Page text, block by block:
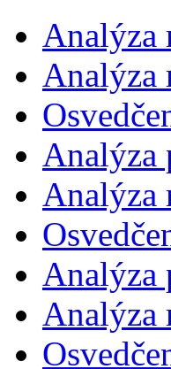
Analýza
Analýza
Analýza
Analýza
Analýza
Analýza